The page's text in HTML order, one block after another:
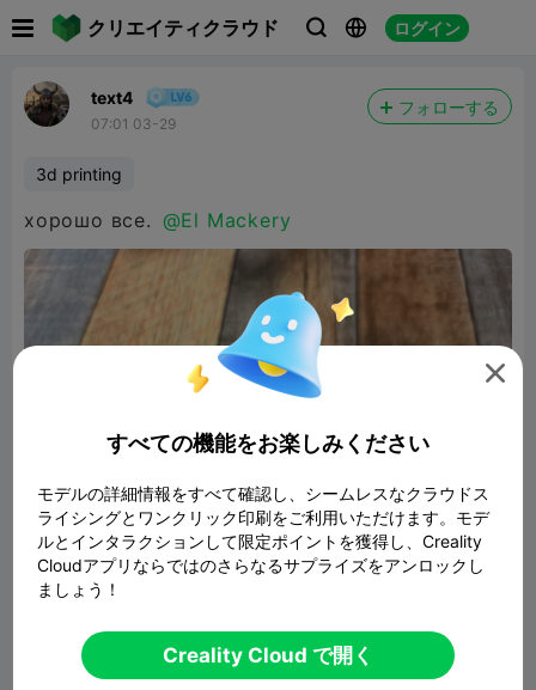
クリエイティクラウド   ログイン
text4
07:01 03-29
フォローする
3d printing
хорошо все. @El Mackery

すべての機能をお楽しみください
モデルの詳細情報をすべて確認し、シームレスなクラウドス
ライシングとワンクリック印刷をご利用いただけます。モデ
ルとインタラクションして限定ポイントを獲得し、Creality
Cloudアプリならではのさらなるサプライズをアンロックし
ましょう！
Creality Cloud で開く